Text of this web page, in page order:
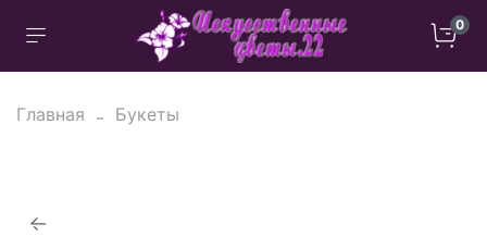
0
Главная Букеты